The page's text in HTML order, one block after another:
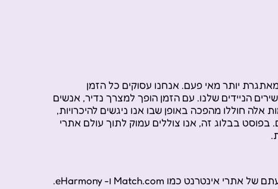
יותר מאי פעם. אנחנו עסוקים כל הזמן
הניידים שלנו. עם הזמן הופך למצרך נדיר, אנשים
אלה חוללו מהפכה באופן שבו אנו ניגשים להיכרויות,
בפוסט בבלוג זה, אנו צוללים עמוק לתוך עולם אתרי
הרעיון של היכרויות מקוונות שתחילתה בסוף שנות ה -90 עם הופעתם של אתרי אינטרנט כמו Match.com ו- eHarmony.